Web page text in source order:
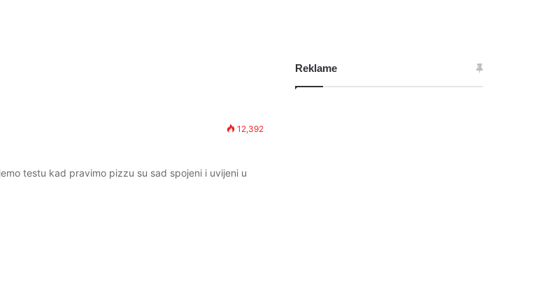
12,392
testu kad pravimo pizzu su sad spojeni i uvijeni u
Reklame